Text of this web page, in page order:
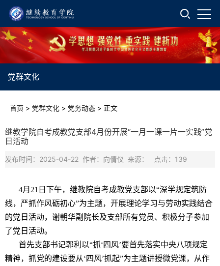
党群文化
首页 > 党群文化 > 党务动态 > 正文
继教学院自考成教党支部4月份开展“一月一课一片一实践”党
日活动
发布时间：2025-04-22 作者：向倩仪 来源： 点击： 139
4月21日下午，继教院自考成教党支部以“深学规定筑防
线，严抓作风砺初心”为主题，开展理论学习与劳动实践结合
的党日活动，谢朝华副院长及支部所有党员、积极分子参加
了党日活动。
首先支部书记郭利以“抓‘四风’要首先落实中央八项规定
精神，抓党的建设要从‘四风’抓起”为主题讲授微党课，从作